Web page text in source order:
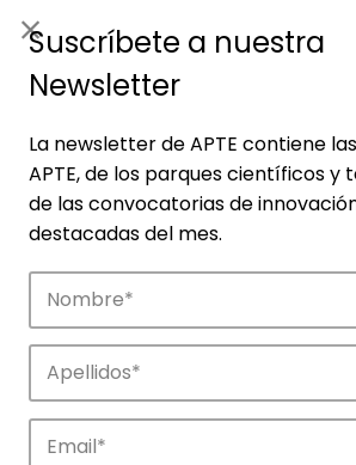
Suscríbete a nuestra
Newsletter
La newsletter de APTE contiene
APTE, de los parques científicos y
de las convocatorias de
destacadas del mes.